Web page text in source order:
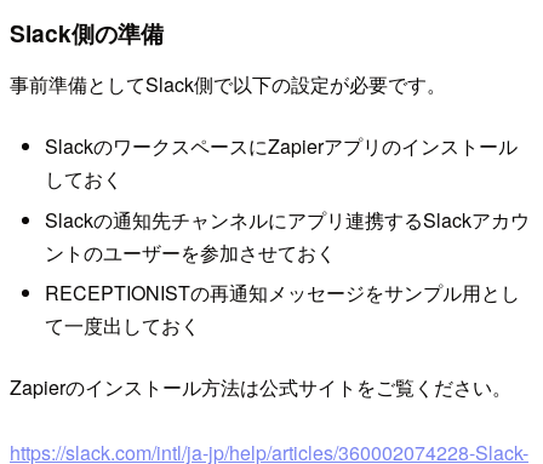
Slack側の準備
事前準備としてSlack側で以下の設定が必要です。
SlackのワークスペースにZapierアプリのインストール
しておく
Slackの通知先チャンネルにアプリ連携するSlackアカウ
ントのユーザーを参加させておく
RECEPTIONISTの再通知メッセージをサンプル用とし
て一度出しておく
Zapierのインストール方法は公式サイトをご覧ください。
https://slack.com/intl/ja-jp/help/articles/360002074228-Slack-